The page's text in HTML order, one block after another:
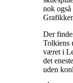
nok
Der
Tolkiens
været i
det
uden